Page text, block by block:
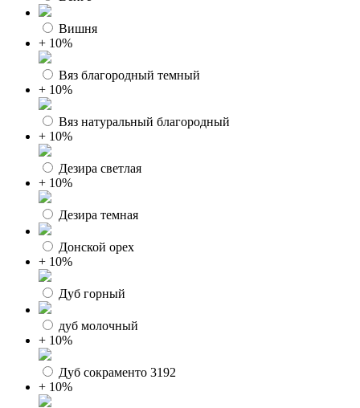
Вишня
+ 10%
Вяз благородный темный
+ 10%
Вяз натуральный благородный
+ 10%
Дезира светлая
+ 10%
Дезира темная
Донской орех
+ 10%
Дуб горный
дуб молочный
+ 10%
Дуб сокраменто 3192
+ 10%